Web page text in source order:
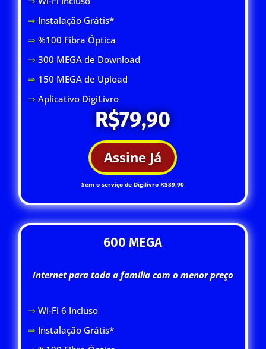
⇒ Instalação Grátis*
⇒ %100 Fibra Óptica
⇒ 300 MEGA de Download
⇒ 150 MEGA de Upload
⇒Aplicativo DigiLivro
R$79,90
Assine Já
Sem o serviço de Digilivro R$89,90
600 MEGA
Internet para toda a família com o menor preço
⇒ Wi-Fi 6 Incluso
⇒ Instalação Grátis*